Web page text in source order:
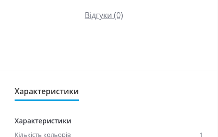
Відгуки (0)
Характеристики
Характеристики
Кількість кольорів
1